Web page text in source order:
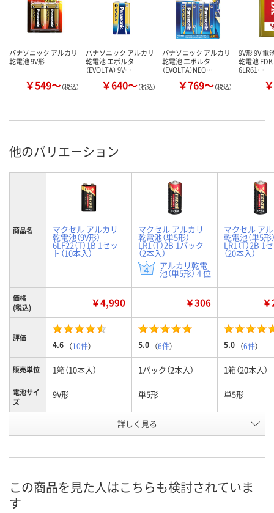
パナソニック アルカリ
乾電池 9V形
￥549～（税込）
パナソニック アルカリ
乾電池 エボルタ
（EVOLTA） 9V…
￥640～（税込）
パナソニック アルカリ
乾電池 エボルタ
（EVOLTA）NEO…
￥769～（税込）
9V形 9V 電
乾電池
6LR61…
他のバリエーション
商品名 マクセル アルカリ
乾電池（9V形）
6LF22（T）1B 1セッ
ト（10本入）
マクセル アルカリ
乾電池（単5形）
LR1（T）2B 1パック
（2本入）
アルカリ乾電
池（単5形） 4 位
マクセル ア
乾電池（単5形
LR1（T）2B 1
（20本入）
価格
(税込)
￥4,990 ￥306
評価
4.6 （10件） 5.0 （6件） 5.0 （6件）
販売単位 1箱（10本入） 1パック（2本入） 1箱（20本入）
電池サイ
ズ
9V形 単5形 単5形
9877163 P699708
8月6日（木）
詳しく見る
この商品を見た人はこちらも検討されていま
す